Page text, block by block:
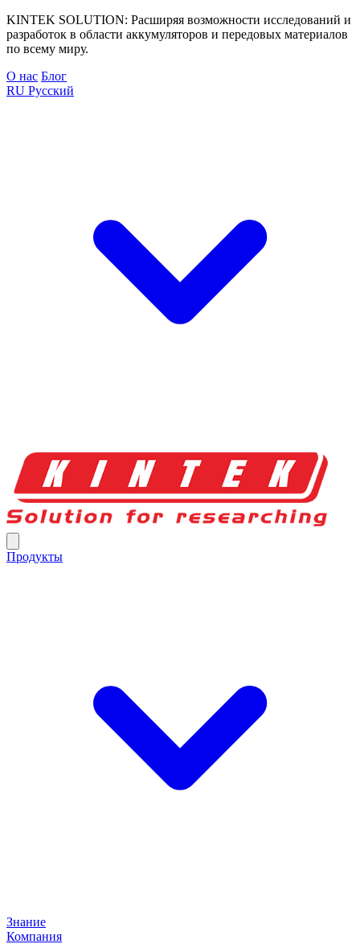
KINTEK SOLUTION: Расширяя возможности исследований и
разработок в области аккумуляторов и передовых материалов
по всему миру.
О нас Блог
RU Русский
Продукты
Знание
Компания